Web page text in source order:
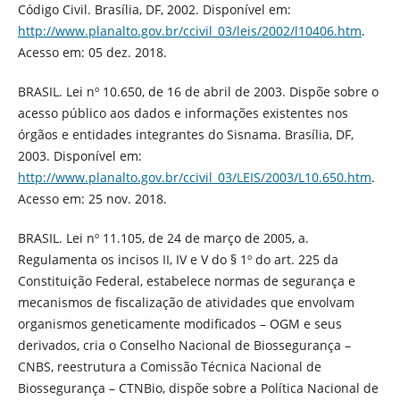
Código Civil. Brasília, DF, 2002. Disponível em:
http://www.planalto.gov.br/ccivil_03/leis/2002/l10406.htm.
Acesso em: 05 dez. 2018.
BRASIL. Lei nº 10.650, de 16 de abril de 2003. Dispõe sobre o
acesso público aos dados e informações existentes nos
órgãos e entidades integrantes do Sisnama. Brasília, DF,
2003. Disponível em:
http://www.planalto.gov.br/ccivil_03/LEIS/2003/L10.650.htm.
Acesso em: 25 nov. 2018.
BRASIL. Lei nº 11.105, de 24 de março de 2005, a.
Regulamenta os incisos II, IV e V do § 1º do art. 225 da
Constituição Federal, estabelece normas de segurança e
mecanismos de fiscalização de atividades que envolvam
organismos geneticamente modificados – OGM e seus
derivados, cria o Conselho Nacional de Biossegurança –
CNBS, reestrutura a Comissão Técnica Nacional de
Biossegurança – CTNBio, dispõe sobre a Política Nacional de